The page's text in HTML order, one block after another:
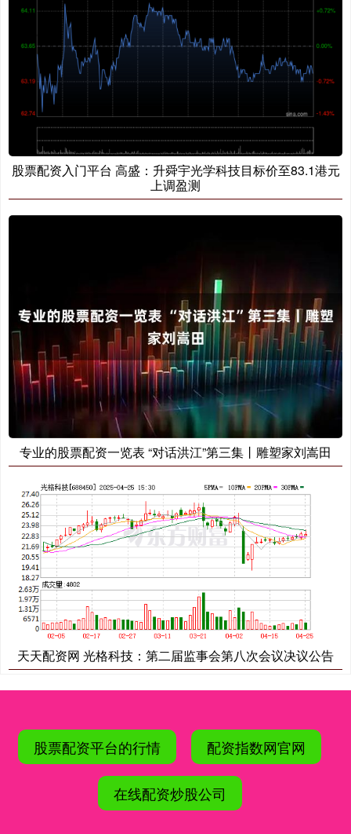
股票配资入门平台 高盛：升舜宇光学科技目标价至83.1港元
上调盈测
专业的股票配资一览表 “对话洪江”第三集丨雕塑家刘嵩田
天天配资网 光格科技：第二届监事会第八次会议决议公告
股票配资平台的行情 配资指数网官网
在线配资炒股公司